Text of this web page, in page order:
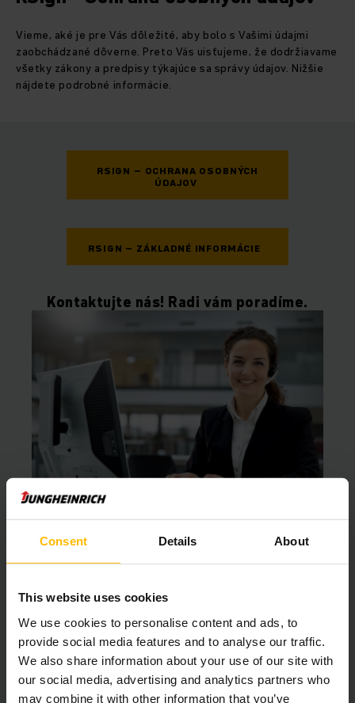
Consent Details About
This website uses cookies
We use cookies to personalise content and ads, to
provide social media features and to analyse our traffic.
We also share information about your use of our site with
our social media, advertising and analytics partners who
may combine it with other information that you’ve
Vieme, aké je pre Vás dôležité, aby bolo s Vašimi údajmi
zaobchádzané dôverne. Preto Vás uisťujeme, že dodržiavame
všetky zákony a predpisy týkajúce sa správy údajov. Nižšie
nájdete podrobné informácie.
RSIGN – OCHRANA OSOBNÝCH
ÚDAJOV
RSIGN – ZÁKLADNÉ INFORMÁCIE
Kontaktujte nás! Radi vám poradíme.
+421 2 49205800
KONTAKTUJTE NÁS